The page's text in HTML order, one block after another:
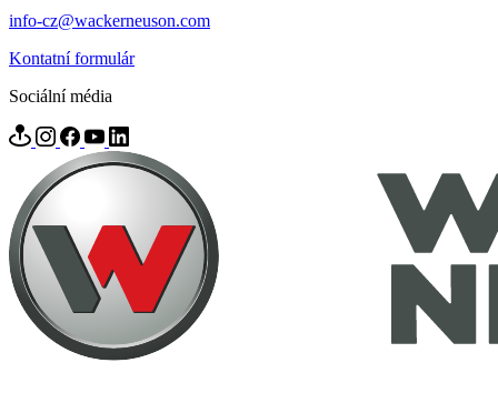
info-cz@wackerneuson.com
Kontatní formulár
Sociální média